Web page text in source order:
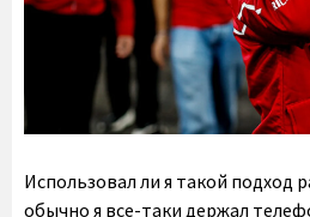
Использовал ли я такой подход
обычно я все-таки держал